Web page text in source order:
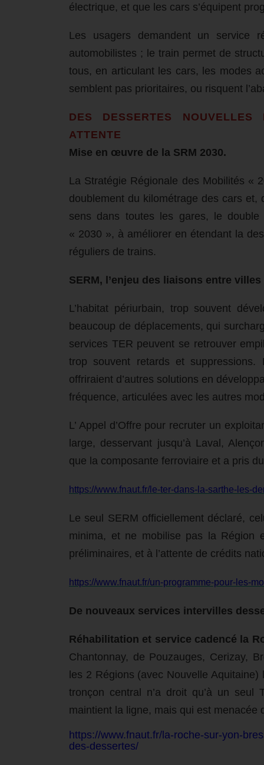
électrique, et que les cars s’équipent
Les usagers demandent un service
automobilistes ; le train permet de
tous, en articulant les cars, les modes
semblent pas prioritaires, ou risquent
DES DESSERTES
ATTENTE
Mise en œuvre de la SRM 2030.
La Stratégie Régionale des Mobilités «
doublement du kilométrage des cars
sens dans toutes les gares, le
« 2030 », à améliorer en étendant la
réguliers de trains.
SERM, l’enjeu des liaisons entre
L’habitat périurbain, trop souvent
beaucoup de déplacements, qui
services TER peuvent se retrouver
trop souvent retards et suppressions.
offriraient d’autres solutions en
fréquence, articulées avec les autres
L’ Appel d’Offre pour recruter un
large, desservant jusqu’à Laval,
que la composante ferroviaire et a pris
https://www.fnaut.fr/le-ter-dans-la-sarthe-les-
Le seul SERM officiellement déclaré,
minima, et ne mobilise pas la Région
préliminaires, et à l’attente de crédits
https://www.fnaut.fr/un-programme-pour-les-
De nouveaux services intervilles
Réhabilitation et service cadencé la
Chantonnay, de Pouzauges, Cerizay,
les 2 Régions (avec Nouvelle
tronçon central n’a droit qu’à un
maintient la ligne, mais qui est menacée
https://www.fnaut.fr/la-roche-sur-yon-
des-dessertes/